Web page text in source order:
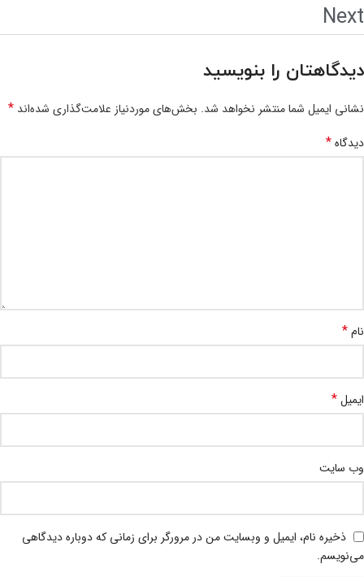
Next
دیدگاهتان را بنویسید
نشانی ایمیل شما منتشر نخواهد شد. بخش‌های موردنیاز علامت‌گذاری شده‌اند *
دیدگاه*
نام*
ایمیل*
وب‌ سایت
ذخیره نام، ایمیل و وبسایت من در مرورگر برای زمانی که دوباره دیدگاهی
می‌نویسم.